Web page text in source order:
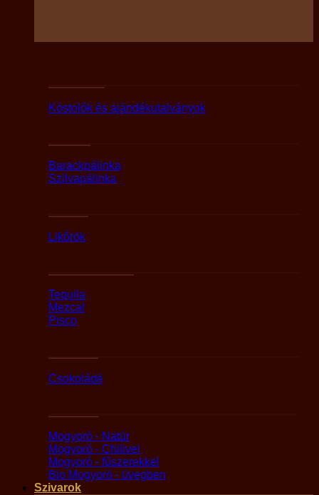
Kóstolók és ajándékutalványok
Barackpálinka
Szilvapálinka
Likőrök
Tequila
Mezcal
Pisco
Csokoládé
Mogyoró - Natúr
Mogyoró - Chilivel
Mogyoró - fűszerekkel
Bio Mogyoró - üvegben
Szivarok